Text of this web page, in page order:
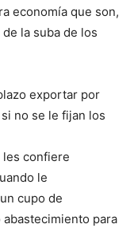
economía que son,
la suba de los
exportar por
no se le fijan los
confiere
le
cupo de
para